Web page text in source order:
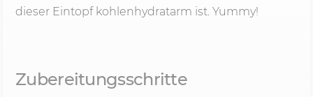
dieser Eintopf kohlenhydratarm ist. Yummy!
Zubereitungsschritte